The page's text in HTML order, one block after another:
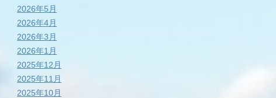
2026年5月
2026年4月
2026年3月
2026年1月
2025年12月
2025年11月
2025年10月